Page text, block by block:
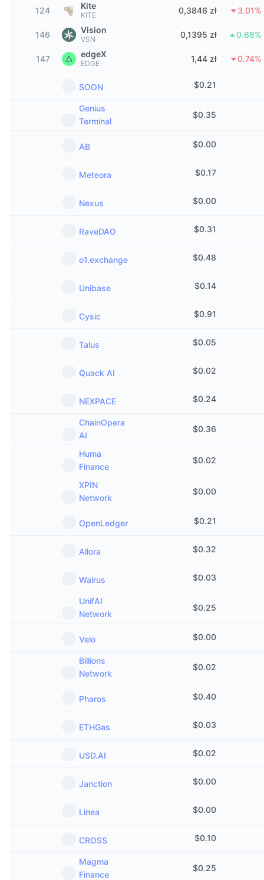
Rynki predykcyjne
Popularne
Technologia
Przepływy ETF
Krypto ETF
Fundusze ETF na Bitcoin
Fundusze ETF na Eter
CMC Hub Agentów
Rynek Umiejętności
Widżety na stronę
Kalendarz ICO
Kalendarz wydarzeń
124 Kite
KITE 0,3846 zł 3.01%
146 Vision
VSN 0,1395 zł 0.68%
147 edgeX
EDGE 1,44 zł 0.74%
SOON $0.21
Genius
Terminal
$0.35
AB $0.00
Meteora $0.17
Nexus $0.00
RaveDAO $0.31
o1.exchange $0.48
Unibase $0.14
Cysic $0.91
Talus $0.05
Quack AI $0.02
NEXPACE $0.24
ChainOpera
AI
$0.36
Huma
Finance
$0.02
XPIN
Network
$0.00
OpenLedger $0.21
Allora $0.32
Walrus $0.03
UnifAI
Network
$0.25
Velo $0.00
Billions
Network
$0.02
Pharos $0.40
ETHGas $0.03
USD.AI $0.02
Janction $0.00
Linea $0.00
CROSS $0.10
Magma
Finance
$0.25